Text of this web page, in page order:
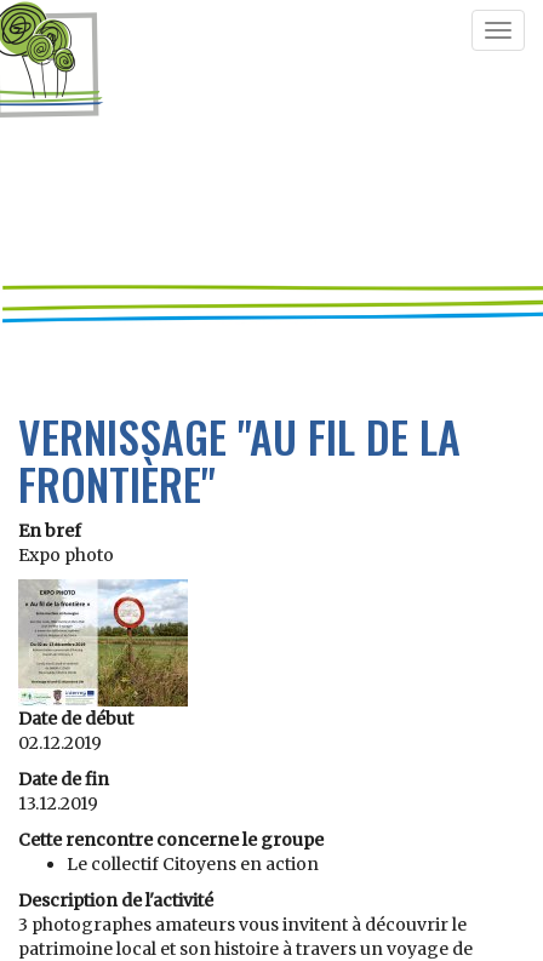
VERNISSAGE "AU FIL DE LA
FRONTIÈRE"
En bref
Expo photo
Date de début
02.12.2019
Date de fin
13.12.2019
Cette rencontre concerne le groupe
Le collectif Citoyens en action
Description de l'activité
3 photographes amateurs vous invitent à découvrir le
patrimoine local et son histoire à travers un voyage de